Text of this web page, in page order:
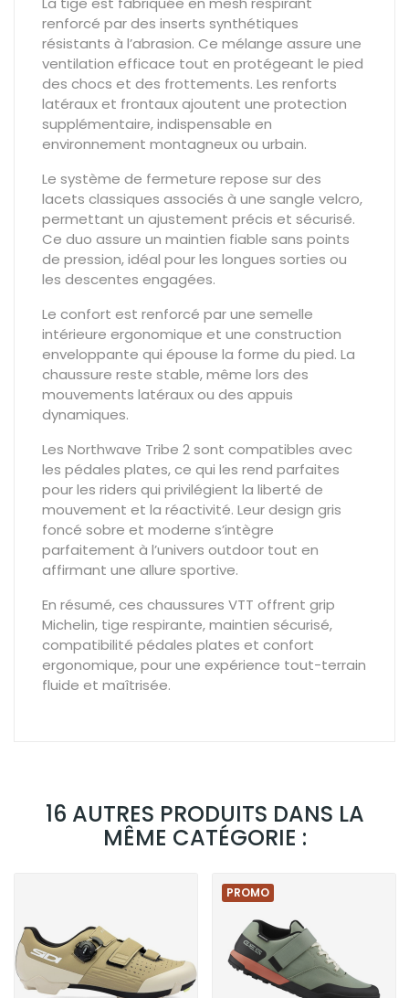
renforcé par des inserts synthétiques
résistants à l’abrasion. Ce mélange assure une
ventilation efficace tout en protégeant le pied
des chocs et des frottements. Les renforts
latéraux et frontaux ajoutent une protection
supplémentaire, indispensable en
environnement montagneux ou urbain.
Le système de fermeture repose sur des
lacets classiques associés à une sangle velcro,
permettant un ajustement précis et sécurisé.
Ce duo assure un maintien fiable sans points
de pression, idéal pour les longues sorties ou
les descentes engagées.
Le confort est renforcé par une semelle
intérieure ergonomique et une construction
enveloppante qui épouse la forme du pied. La
chaussure reste stable, même lors des
mouvements latéraux ou des appuis
dynamiques.
Les Northwave Tribe 2sont compatibles avec
les pédales plates, ce qui les rend parfaites
pour les riders qui privilégient la liberté de
mouvement et la réactivité. Leur design gris
foncé sobre et moderne s’intègre
parfaitement à l’univers outdoor tout en
affirmant une allure sportive.
En résumé, ces chaussures VTT offrent grip
Michelin, tige respirante, maintien sécurisé,
compatibilité pédales plates et confort
ergonomique, pour une expérience tout-terrain
fluide et maîtrisée.
16 AUTRES PRODUITS DANS LA
MÊME CATÉGORIE :
PROMO